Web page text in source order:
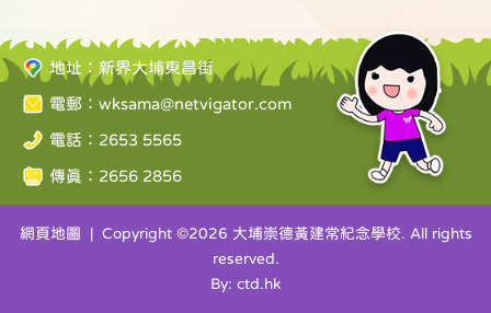
地址：新界大埔東昌街
電郵： wksama@netvigator.com
電話：2653 5565
傳真：2656 2856
網頁地圖 | Copyright ©2026 大埔崇德黃建常紀念學校. All rights
reserved.
By: ctd.hk